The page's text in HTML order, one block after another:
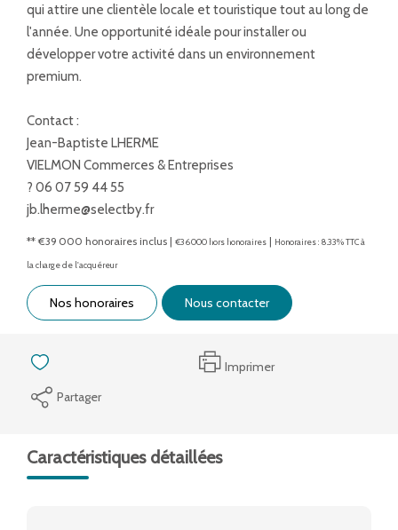
qui attire une clientèle locale et touristique tout au long de
l'année. Une opportunité idéale pour installer ou
développer votre activité dans un environnement
premium.
Contact :
Jean-Baptiste LHERME
VIELMON Commerces & Entreprises
? 06 07 59 44 55
jb.lherme@selectby.fr
** €39 000 honoraires inclus | €36 000 hors honoraires | Honoraires : 8.33% TTC à
la charge de l'acquéreur
Nos honoraires Nous contacter
Imprimer
Partager
Caractéristiques détaillées